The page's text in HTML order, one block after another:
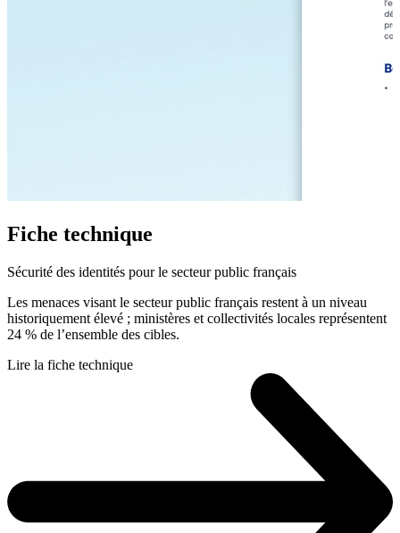
Fiche technique
Sécurité des identités pour le secteur public français
Les menaces visant le secteur public français restent à un niveau
historiquement élevé ; ministères et collectivités locales représentent
24 % de l’ensemble des cibles.
Lire la fiche technique